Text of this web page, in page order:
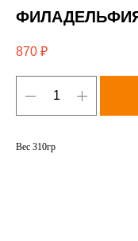
870 ₽
Вес 310гр